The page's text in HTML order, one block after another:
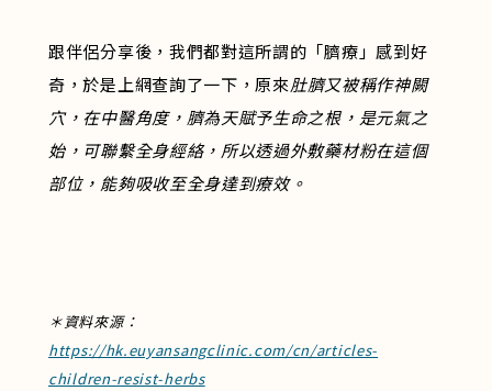
跟伴侶分享後，我們都對這所謂的「臍療」感到好
奇，於是上網查詢了一下，原來肚臍又被稱作神闕
穴，在中醫角度，臍為天賦予生命之根，是元氣之
始，可聯繫全身經絡，所以透過外敷藥材粉在這個
部位，能夠吸收至全身達到療效。
＊資料來源：
https://hk.euyansangclinic.com/cn/articles-
children-resist-herbs